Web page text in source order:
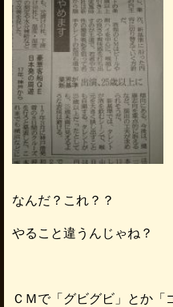
なんだ？これ？？
やること違うんじゃね？
ＣＭで「グビグビ」とか